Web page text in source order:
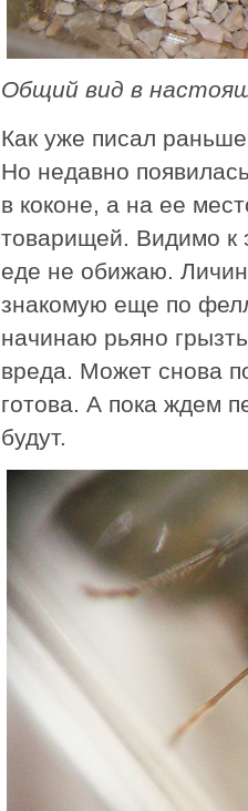
Общий вид в
Как уже писал
Но недавно
в коконе, а на ее
товарищей. Видимо к
еде не обижаю.
знакомую еще по
начинаю рьяно
вреда. Может снова
готова. А пока ждем
будут.